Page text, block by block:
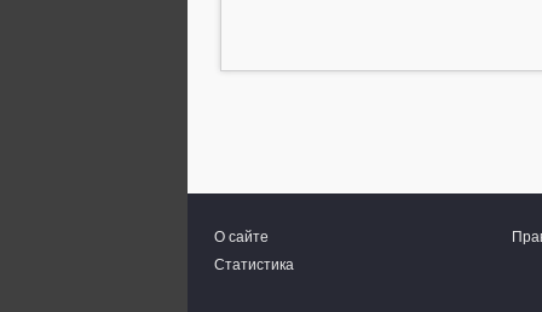
О сайте
Статистика